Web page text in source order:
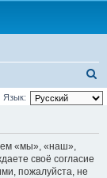
о
Язык:
«мы», «наш»,
своё согласие
пожалуйста, не